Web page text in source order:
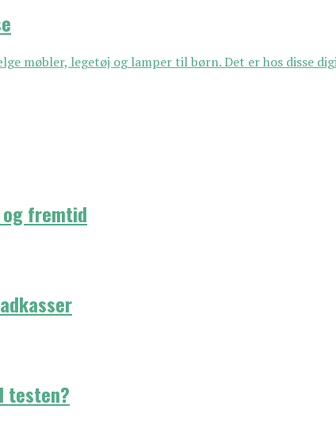
møbler, legetøj og lamper til børn. Det er hos disse
fremtid
testen?